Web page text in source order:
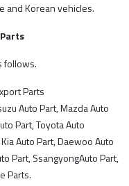
and Korean vehicles.
follows.
Parts
Auto Part, Mazda Auto
Part, Toyota Auto
Auto Part, Daewoo Auto
Part, SsangyongAuto Part,
Parts.